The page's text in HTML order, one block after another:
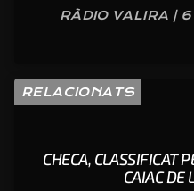
RÀDIO VALIRA |
RELACIONATS
CHECA, CLASSIFICAT
CAIAC DE